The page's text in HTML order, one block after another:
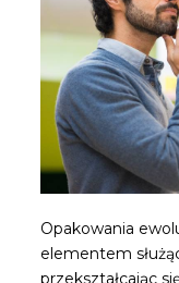
Opakowania
elementem
przekształcając